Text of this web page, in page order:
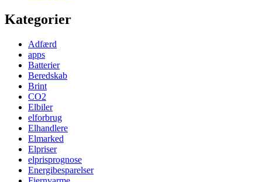
Kategorier
Adfærd
apps
Batterier
Beredskab
Brint
CO2
Elbiler
elforbrug
Elhandlere
Elmarked
Elpriser
elprisprognose
Energibesparelser